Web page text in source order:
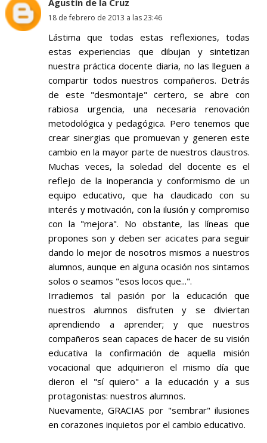
Agustín de la Cruz
18 de febrero de 2013 a las 23:46
Lástima que todas estas reflexiones, todas
estas experiencias que dibujan y sintetizan
nuestra práctica docente diaria, no las lleguen a
compartir todos nuestros compañeros. Detrás
de este "desmontaje" certero, se abre con
rabiosa urgencia, una necesaria renovación
metodológica y pedagógica. Pero tenemos que
crear sinergias que promuevan y generen este
cambio en la mayor parte de nuestros claustros.
Muchas veces, la soledad del docente es el
reflejo de la inoperancia y conformismo de un
equipo educativo, que ha claudicado con su
interés y motivación, con la ilusión y compromiso
con la "mejora". No obstante, las líneas que
propones son y deben ser acicates para seguir
dando lo mejor de nosotros mismos a nuestros
alumnos, aunque en alguna ocasión nos sintamos
solos o seamos "esos locos que...".
Irradiemos tal pasión por la educación que
nuestros alumnos disfruten y se diviertan
aprendiendo a aprender; y que nuestros
compañeros sean capaces de hacer de su visión
educativa la confirmación de aquella misión
vocacional que adquirieron el mismo día que
dieron el "sí quiero" a la educación y a sus
protagonistas: nuestros alumnos.
Nuevamente, GRACIAS por "sembrar" ilusiones
en corazones inquietos por el cambio educativo.